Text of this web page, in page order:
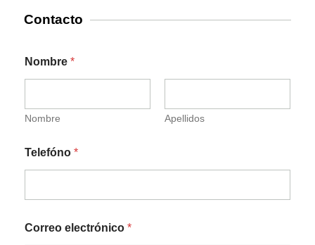
Contacto
l
e
r
c
m
n
Nombre *
Nombre Apellidos
Telefóno *
Correo electrónico *